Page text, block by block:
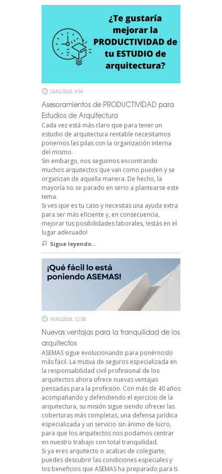
25/02/2026, 9:00
Asesoramientos de PRODUCTIVIDAD para
Estudios de Arquitectura
Cada vez está más claro que para tener un
estudio de arquitectura rentable necesitamos
ponernos las pilas con la organización interna
del mismo.
Sin embargo, nos seguimos encontrando
muchos arquitectos que van como pueden y se
organizan de aquella manera. De hecho, la
mayoría no se parado en serio a plantearse este
tema.
Si ves que es tu caso y necesitas una ayuda extra
para ser más eficiente y, en consecuencia,
mejorar tus posibilidades laborales, !estás en el
lugar adecuado!
Sigue leyendo...
10/02/2026, 12:58
Nuevas ventajas para la tranquilidad de los
arquitectos
ASEMAS sigue evolucionando para ponérnoslo
más fácil. La mutua de seguros especializada en
la responsabilidad civil profesional de los
arquitectos ahora ofrece nuevas ventajas
pensadas para la profesión. Con más de 40 años
acompañando y defendiendo el ejercicio de la
arquitectura, su misión sigue siendo ofrecer las
coberturas más completas, una defensa jurídica
especializada y un servicio sin ánimo de lucro,
para que los arquitectos nos podamos centrar
en nuestro trabajo con total tranquilidad.
Si ya eres arquitecto o acabas de colegiarte,
puedes descubrir las condiciones especiales y
los beneficios que ASEMAS ha preparado para ti.